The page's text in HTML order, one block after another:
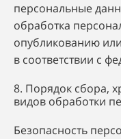
персональные
обработка
опубликованию
в соответствии с
8. Порядок сбора,
видов обработки
Безопасность